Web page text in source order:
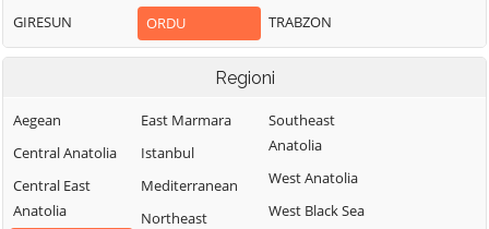
GIRESUN
ORDU
TRABZON
Regioni
Aegean
Central Anatolia
Central East
Anatolia
East Marmara
Istanbul
Mediterranean
Northeast
Southeast
Anatolia
West Anatolia
West Black Sea